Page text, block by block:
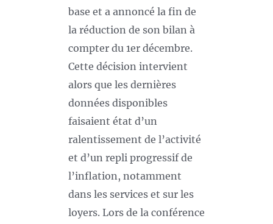
base et a annoncé la fin de
la réduction de son bilan à
compter du 1er décembre.
Cette décision intervient
alors que les dernières
données disponibles
faisaient état d’un
ralentissement de l’activité
et d’un repli progressif de
l’inflation, notamment
dans les services et sur les
loyers. Lors de la conférence